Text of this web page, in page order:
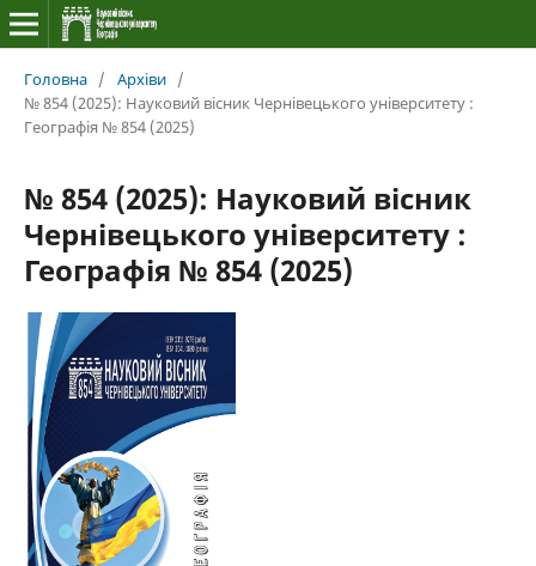
Головна / Архіви /
№ 854 (2025): Науковий вісник Чернівецького університету :
Географія № 854 (2025)
№ 854 (2025): Науковий вісник
Чернівецького університету :
Географія № 854 (2025)